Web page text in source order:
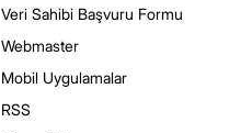
Veri Sahibi Başvuru Formu
Webmaster
Mobil Uygulamalar
RSS